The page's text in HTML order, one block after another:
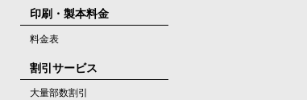
印刷・製本料金
料金表
割引サービス
大量部数割引